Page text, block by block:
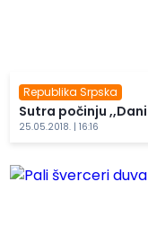
Republika Srpska
Sutra počinju
25.05.2018. | 16:16